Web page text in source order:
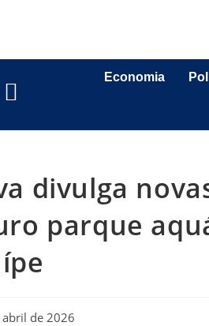
Economia
divulga
parque
de 2026